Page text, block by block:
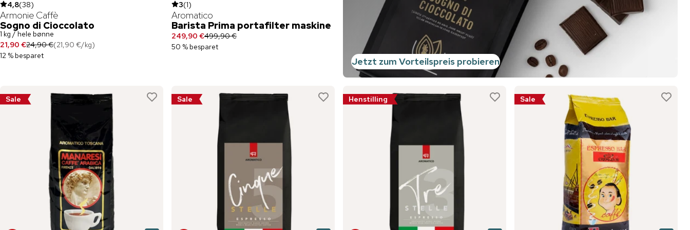
4,8(38)
Armonie Caffè
Sogno di Cioccolato
1 kg / hele bønne
21,90 €24,90 €(21,90 €/kg)
12 % besparet
3(1)
Aromatico
Barista Prima portafilter maskine
249,90 €499,90 €
50 % besparet
Jetzt zum Vorteilspreis probieren
Sale Sale Henstilling Sale